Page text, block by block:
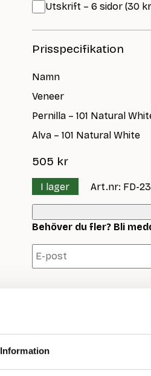
Information
Utskrift – 6 sidor (30
Prisspecifikation
Namn
Veneer
Pernilla – 101 Natural
Alva – 101 Natural White
505 kr
I lager Art.nr: FD-
Behöver du fler? Bli